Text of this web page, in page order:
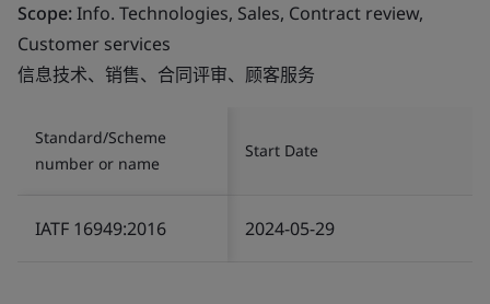
Scope:Info. Technologies, Sales, Contract review,
Customer services
信息技术、销售、合同评审、顾客服务
Standard/Scheme
number or name
Start Date
IATF 16949:2016 2024-05-29